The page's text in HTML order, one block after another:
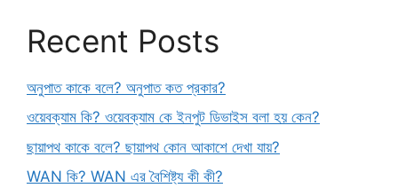
Recent Posts
অনুপাত কাকে বলে? অনুপাত কত প্রকার?
ওয়েবক্যাম কি? ওয়েবক্যাম কে ইনপুট ডিভাইস বলা হয় কেন?
ছায়াপথ কাকে বলে? ছায়াপথ কোন আকাশে দেখা যায়?
WAN কি? WAN এর বৈশিষ্ট্য কী কী?